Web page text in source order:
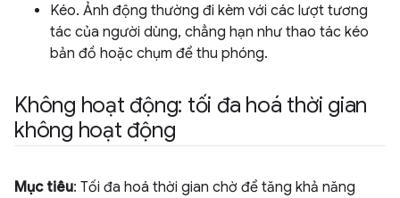
Kéo. Ảnh động thường đi kèm với các lượt tương
tác của người dùng, chẳng hạn như thao tác kéo
bản đồ hoặc chụm để thu phóng.
Không hoạt động: tối đa hoá thời gian
không hoạt động
Mục tiêu: Tối đa hoá thời gian chờ để tăng khả năng